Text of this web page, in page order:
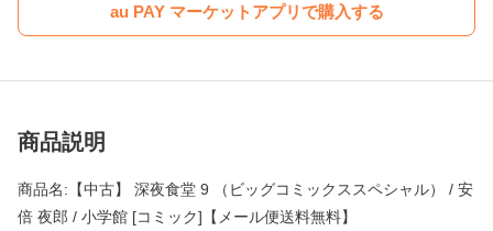
au PAY マーケットアプリで購入する
商品説明
商品名:【中古】 深夜食堂 9 （ビッグコミックススペシャル） / 安
倍 夜郎 / 小学館 [コミック]【メール便送料無料】